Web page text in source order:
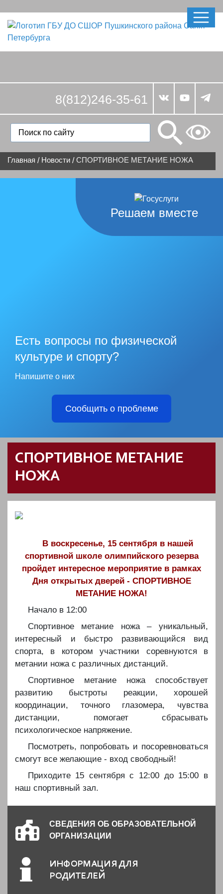
8(812)246-35-61
Главная / Новости /СПОРТИВНОЕ МЕТАНИЕ НОЖА
Решаем вместе
Есть вопросы по физической
культуре и спорту?
Напишите о них
Сообщить о проблеме
СВЕДЕНИЯ ОБ ОБРАЗОВАТЕЛЬНОЙ
ОРГАНИЗАЦИИ
ИНФОРМАЦИЯ ДЛЯ
РОДИТЕЛЕЙ
СПОРТИВНОЕ МЕТАНИЕ
НОЖА
В воскресенье, 15 сентября в нашей
спортивной школе олимпийского резерва
пройдет интересное мероприятие в рамках
Дня открытых дверей - СПОРТИВНОЕ
МЕТАНИЕ НОЖА!
Начало в 12:00
Спортивное метание ножа – уникальный,
интересный и быстро развивающийся вид
спорта, в котором участники соревнуются в
метании ножа с различных дистанций.
Спортивное метание ножа способствует
развитию быстроты реакции, хорошей
координации, точного глазомера, чувства
дистанции, помогает сбрасывать
психологическое напряжение.
Посмотреть, попробовать и посоревноваться
смогут все желающие - вход свободный!
Приходите 15 сентября с 12:00 до 15:00 в
наш спортивный зал.